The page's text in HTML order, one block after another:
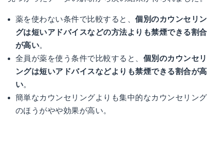
薬を使わない条件で比較すると、個別のカウンセリン
グは短いアドバイスなどの方法よりも禁煙できる割合
が高い。
全員が薬を使う条件で比較すると、 個別のカウンセリ
ングは短いアドバイスなどよりも禁煙できる割合が高
い。
簡単なカウンセリングよりも集中的なカウンセリング
のほうがやや効果が高い。